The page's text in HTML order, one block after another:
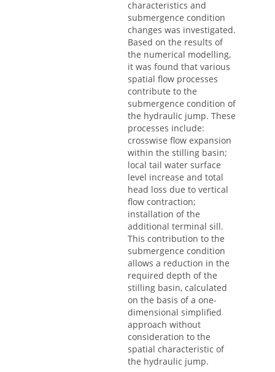
characteristics and
submergence condition
changes was investigated.
Based on the results of
the numerical modelling,
it was found that various
spatial flow processes
contribute to the
submergence condition of
the hydraulic jump. These
processes include:
crosswise flow expansion
within the stilling basin;
local tail water surface
level increase and total
head loss due to vertical
flow contraction;
installation of the
additional terminal sill.
This contribution to the
submergence condition
allows a reduction in the
required depth of the
stilling basin, calculated
on the basis of a one-
dimensional simplified
approach without
consideration to the
spatial characteristic of
the hydraulic jump.